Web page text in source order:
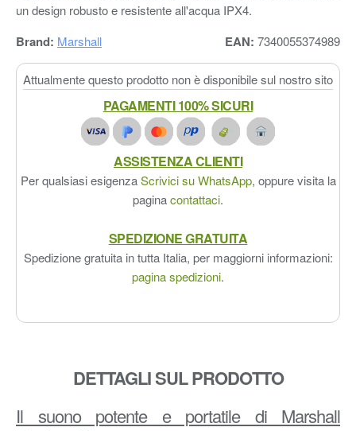
un design robusto e resistente all'acqua IPX4.
Brand: Marshall EAN: 7340055374989
Attualmente questo prodotto non è disponibile sul nostro sito
PAGAMENTI 100% SICURI
ASSISTENZA CLIENTI
Per qualsiasi esigenzaScrivici su WhatsApp, oppure visita la
paginacontattaci.
SPEDIZIONE GRATUITA
Spedizione gratuita in tutta Italia, per maggiorni informazioni:
pagina spedizioni.
DETTAGLI SUL PRODOTTO
Il suono potente e portatile di Marshall